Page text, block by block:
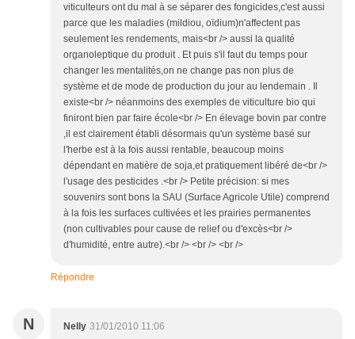
viticulteurs ont du mal à se séparer des fongicides,c'est aussi
parce que les maladies (mildiou, oïdium)n'affectent pas
seulement les rendements, mais<br /> aussi la qualité
organoleptique du produit . Et puis s'il faut du temps pour
changer les mentalités,on ne change pas non plus de
système et de mode de production du jour au lendemain . Il
existe<br /> néanmoins des exemples de viticulture bio qui
finiront bien par faire école<br /> En élevage bovin par contre
,il est clairement établi désormais qu'un système basé sur
l'herbe est à la fois aussi rentable, beaucoup moins
dépendant en matière de soja,et pratiquement libéré de<br />
l'usage des pesticides .<br /> Petite précision: si mes
souvenirs sont bons la SAU (Surface Agricole Utile) comprend
à la fois les surfaces cultivées et les prairies permanentes
(non cultivables pour cause de relief ou d'excès<br />
d'humidité, entre autre).<br /> <br /> <br />
Répondre
N Nelly 31/01/2010 11:06